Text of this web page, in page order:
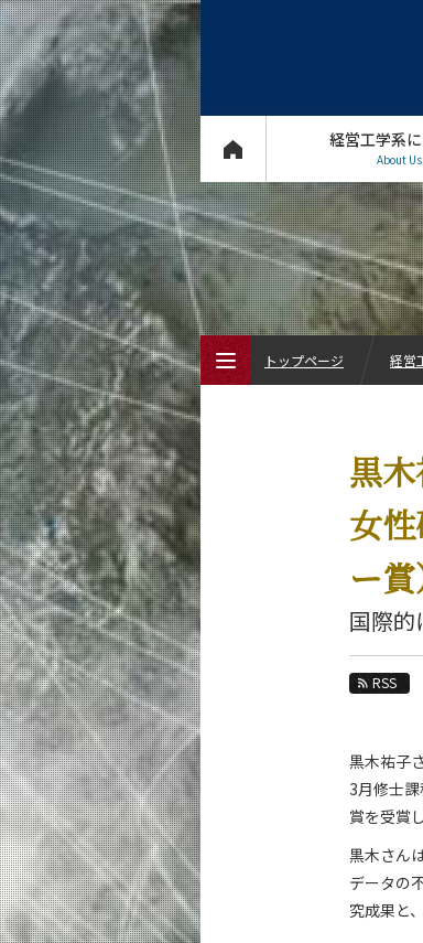
経営工学系
About Us
黒
女
ー
国際
RSS
黒木祐子
3月修士
賞を受賞
黒木さん
データの
究成果と
トップページ 経営
経営工学系について
イベントカレンダー